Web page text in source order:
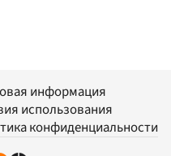
информация
использования
конфиденциальности